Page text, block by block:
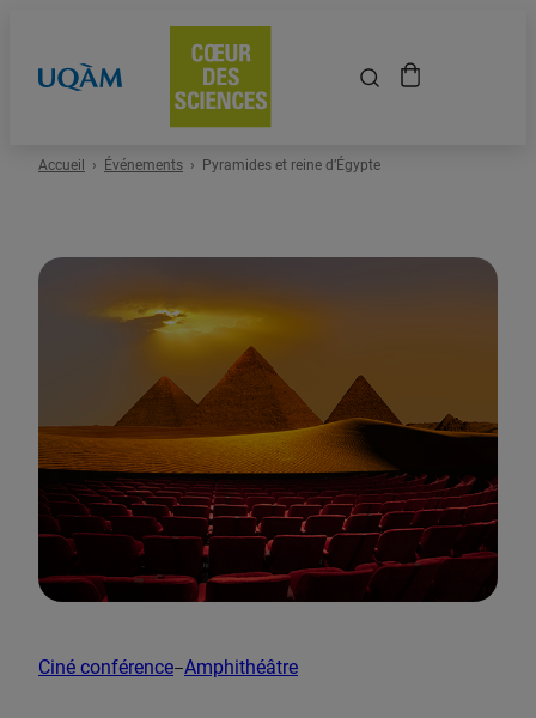
Espace scolaire
Événements passés
À propos
Location de salles
Nous joindre
Accueil Événements Pyramides et reine d’Égypte
Ciné conférence–Amphithéâtre